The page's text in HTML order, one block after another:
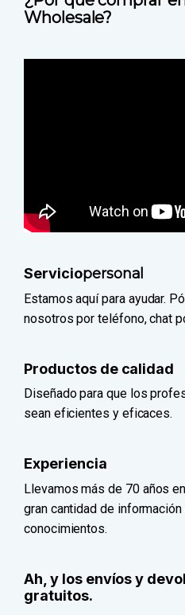
Wholesale?
Serviciopersonal
Estamos aquí para ayudar.
nosotros por teléfono, chat
Productos de calidad
Diseñado para que los
sean eficientes y eficaces.
Experiencia
Llevamos más de 70 años
gran cantidad de
conocimientos.
Ah, y los envíos y
gratuitos.